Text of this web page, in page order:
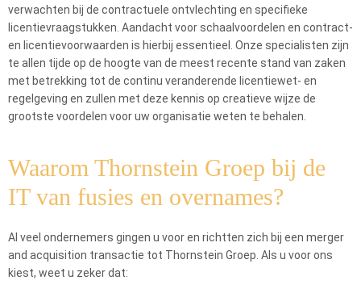
verwachten bij de contractuele ontvlechting en specifieke
licentievraagstukken. Aandacht voor schaalvoordelen en contract-
en licentievoorwaarden is hierbij essentieel. Onze specialisten zijn
te allen tijde op de hoogte van de meest recente stand van zaken
met betrekking tot de continu veranderende licentiewet- en
regelgeving en zullen met deze kennis op creatieve wijze de
grootste voordelen voor uw organisatie weten te behalen.
Waarom Thornstein Groep bij de
IT van fusies en overnames?
Al veel ondernemers gingen u voor en richtten zich bij een merger
and acquisition transactie tot Thornstein Groep. Als u voor ons
kiest, weet u zeker dat: